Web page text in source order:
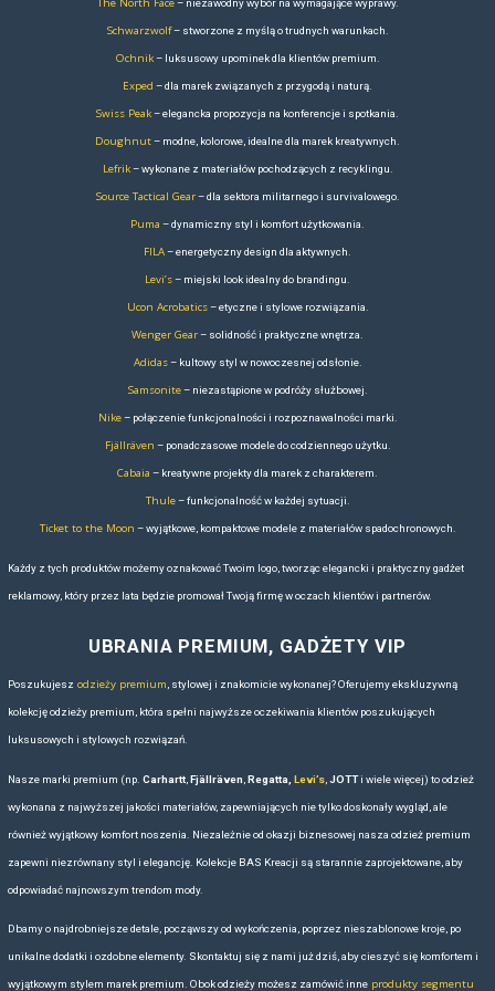
biznesowe, plecaki na konferencje są świetnym wyborem.
plecaki sportowe mogą być idealnym wyborem. Powinny
butelki z wodą, ręczniki czy inne akcesoria sportowe.
Jeśli organizujesz imprezę plenerową,
na outdoorlub plecakach na piknik czy wyjazdy team-
zestaw reklamowy może zawierać elementy wiele innych
akcesoria do grillowania czy zabawy na świeżym powietrzu.
Plecaki gadżetowe:Może zamówić plecaki związane z
uczestnictwo w evencie i pozostawienie pozytywnego
Plecaki tematyczne:Jeśli event ma określony temat, plecak
ten temat. To pomoże w tworzeniu spójnego wrażenia i
Plecaki ekologiczne:Jeśli firma promuje zrównoważone
ekologicznych materiałów
środowisko.
wzorami i kolorami mogą cieszyć się popularnością wśród